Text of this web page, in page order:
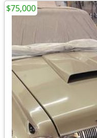
$75,000